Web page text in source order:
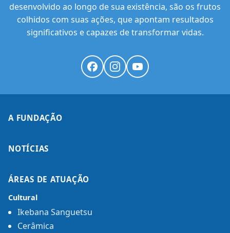
desenvolvido ao longo de sua existência, são os frutos
colhidos com suas ações, que apontam resultados
significativos e capazes de transformar vidas.
A FUNDAÇÃO
NOTÍCIAS
ÁREAS DE ATUAÇÃO
Cultural
Ikebana Sanguetsu
Cerâmica